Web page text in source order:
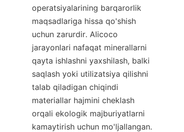
operatsiyalarining barqarorlik
maqsadlariga hissa qo'shish
uchun zarurdir. Alicoco
jarayonlari nafaqat minerallarni
qayta ishlashni yaxshilash, balki
saqlash yoki utilizatsiya qilishni
talab qiladigan chiqindi
materiallar hajmini cheklash
orqali ekologik majburiyatlarni
kamaytirish uchun mo'ljallangan.